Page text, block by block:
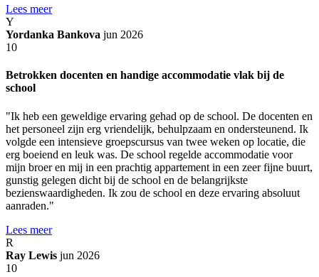
Lees meer
Y
Yordanka Bankova jun 2026
10
Betrokken docenten en handige accommodatie vlak bij de
school
"Ik heb een geweldige ervaring gehad op de school. De docenten en
het personeel zijn erg vriendelijk, behulpzaam en ondersteunend. Ik
volgde een intensieve groepscursus van twee weken op locatie, die
erg boeiend en leuk was. De school regelde accommodatie voor
mijn broer en mij in een prachtig appartement in een zeer fijne buurt,
gunstig gelegen dicht bij de school en de belangrijkste
bezienswaardigheden. Ik zou de school en deze ervaring absoluut
aanraden."
Lees meer
R
Ray Lewis jun 2026
10